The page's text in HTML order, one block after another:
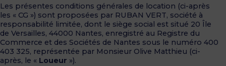
Les présentes conditions générales de location (ci-après
les « CG ») sont proposées par RUBAN VERT, société à
responsabilité limitée, dont le siège social est situé 20 Île
de Versailles, 44000 Nantes, enregistré au Registre du
Commerce et des Sociétés de Nantes sous le numéro 400
403 325, représentée par Monsieur Olive Matthieu (ci-
après, le « Loueur »).